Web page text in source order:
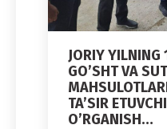
JORIY
GO’SHT VA SUT
TA’SIR
O’RGANISH…